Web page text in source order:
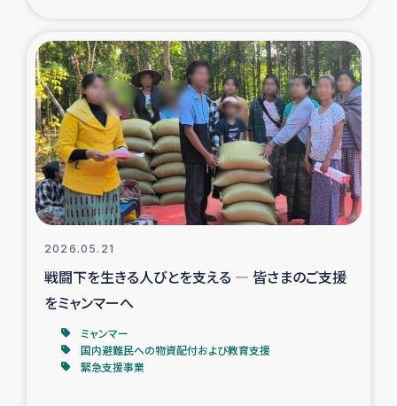
2026.05.21
戦闘下を生きる人びとを支える ― 皆さまのご支援
をミャンマーへ
ミャンマー
国内避難民への物資配付および教育支援
緊急支援事業